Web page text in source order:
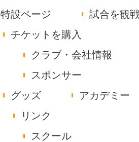
特設ページ
試合を観
チケットを購入
クラブ・会社情報
スポンサー
グッズ
アカデミー
リンク
スクール